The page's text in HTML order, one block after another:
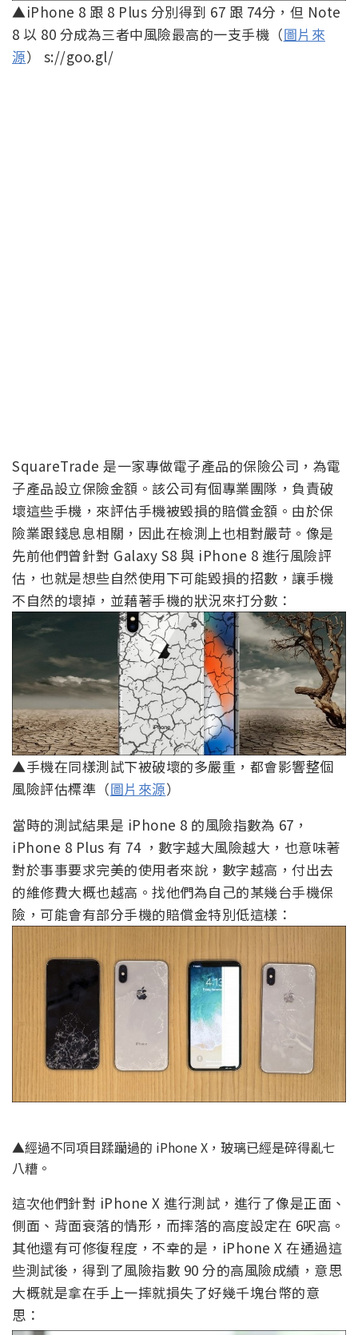
▲iPhone 8 跟 8 Plus 分別得到 67 跟 74分，但 Note
8 以 80 分成為三者中風險最高的一支手機（圖片來
源） s://goo.gl/
SquareTrade 是一家專做電子產品的保險公司，為電
子產品設立保險金額。該公司有個專業團隊，負責破
壞這些手機，來評估手機被毀損的賠償金額。由於保
險業跟錢息息相關，因此在檢測上也相對嚴苛。像是
先前他們曾針對 Galaxy S8 與 iPhone 8 進行風險評
估，也就是想些自然使用下可能毀損的招數，讓手機
不自然的壞掉，並藉著手機的狀況來打分數：
▲手機在同樣測試下被破壞的多嚴重，都會影響整個
風險評估標準（圖片來源）
當時的測試結果是 iPhone 8 的風險指數為 67，
iPhone 8 Plus 有 74 ，數字越大風險越大，也意味著
對於事事要求完美的使用者來說，數字越高，付出去
的維修費大概也越高。找他們為自己的某幾台手機保
險，可能會有部分手機的賠償金特別低這樣：
▲經過不同項目蹂躪過的 iPhone X，玻璃已經是碎得亂七
八糟。
這次他們針對 iPhone X 進行測試，進行了像是正面、
側面、背面衰落的情形，而摔落的高度設定在 6呎高。
其他還有可修復程度，不幸的是，iPhone X 在通過這
些測試後，得到了風險指數 90 分的高風險成績，意思
大概就是拿在手上一摔就損失了好幾千塊台幣的意
思：